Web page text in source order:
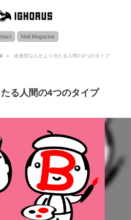
Mail Magazine
血液型なんかより当たる人間の4つのタイプ
る人間の4つのタイプ